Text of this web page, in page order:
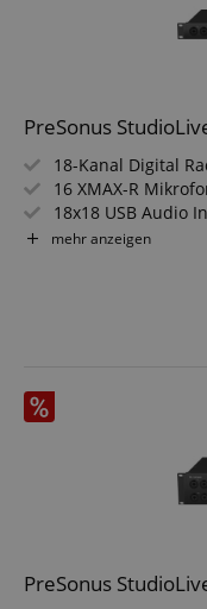
PreSonus
18-Kanal Digital
16 XMAX-R
18x18 USB Audio
6 FlexMix Busse
Milan-
Inklusive Fender
mehr anzeigen
PreSonus